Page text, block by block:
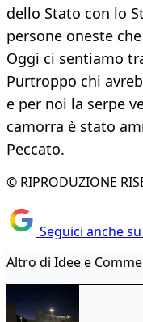
dello Stato con lo
persone oneste
Oggi ci sentiamo
Purtroppo chi
e per noi la serpe
camorra è stato
Peccato.
© RIPRODUZIONE
Seguici anche
Altro di Idee e